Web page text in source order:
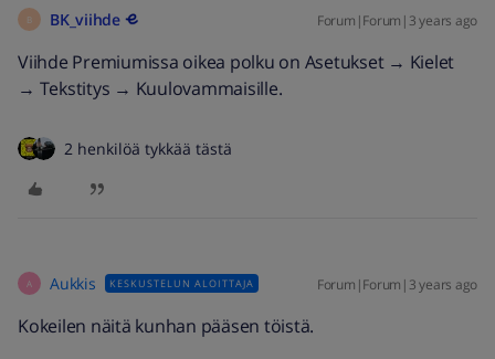
B BK_viihde Forum|Forum|3 years ago
Viihde Premiumissa oikea polku on Asetukset → Kielet
→ Tekstitys → Kuulovammaisille.
2 henkilöä tykkää tästä
A Aukkis KESKUSTELUN ALOITTAJA Forum|Forum|3 years ago
Kokeilen näitä kunhan pääsen töistä.